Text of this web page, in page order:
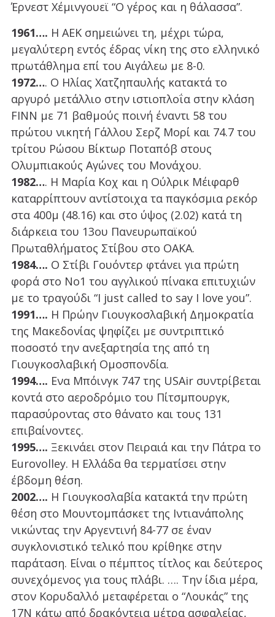
Έρνεστ Χέμινγουεϊ “Ο γέρος και η θάλασσα”.
1961…. Η ΑΕΚ σημειώνει τη, μέχρι τώρα,
μεγαλύτερη εντός έδρας νίκη της στο ελληνικό
πρωτάθλημα επί του Αιγάλεω με 8-0.
1972…. Ο Ηλίας Χατζηπαυλής κατακτά το
αργυρό μετάλλιο στην ιστιοπλοΐα στην κλάση
FINN με 71 βαθμούς ποινή έναντι 58 του
πρώτου νικητή Γάλλου Σερζ Μορί και 74.7 του
τρίτου Ρώσου Βίκτωρ Ποταπόβ στους
Ολυμπιακούς Αγώνες του Μονάχου.
1982…. Η Μαρία Κοχ και η Ούλρικ Μέιφαρθ
καταρρίπτουν αντίστοιχα τα παγκόσμια ρεκόρ
στα 400μ (48.16) και στο ύψος (2.02) κατά τη
διάρκεια του 13ου Πανευρωπαϊκού
Πρωταθλήματος Στίβου στο ΟΑΚΑ.
1984…. Ο Στίβι Γουόντερ φτάνει για πρώτη
φορά στο Νο1 του αγγλικού πίνακα επιτυχιών
με το τραγούδι “I just called to say I love you”.
1991…. Η Πρώην Γιουγκοσλαβική Δημοκρατία
της Μακεδονίας ψηφίζει με συντριπτικό
ποσοστό την ανεξαρτησία της από τη
Γιουγκοσλαβική Ομοσπονδία.
1994…. Ενα Μπόινγκ 747 της USAir συντρίβεται
κοντά στο αεροδρόμιο του Πίτσμπουργκ,
παρασύροντας στο θάνατο και τους 131
επιβαίνοντες.
1995…. Ξεκινάει στον Πειραιά και την Πάτρα το
Eurovolley. Η Ελλάδα θα τερματίσει στην
έβδομη θέση.
2002…. Η Γιουγκοσλαβία κατακτά την πρώτη
θέση στο Μουντομπάσκετ της Ιντιανάπολης
νικώντας την Αργεντινή 84-77 σε έναν
συγκλονιστικό τελικό που κρίθηκε στην
παράταση. Είναι ο πέμπτος τίτλος και δεύτερος
συνεχόμενος για τους πλάβι. …. Την ίδια μέρα,
στον Κορυδαλλό μεταφέρεται ο “Λουκάς” της
17Ν κάτω από δρακόντεια μέτρα ασφαλείας,